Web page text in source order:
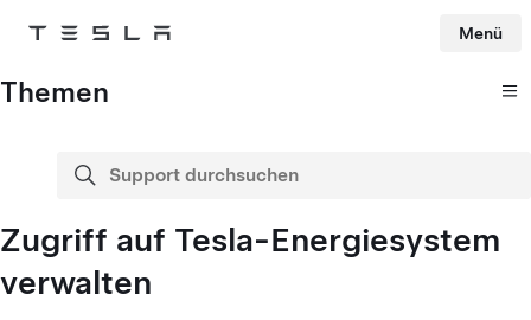
Tesla Menü
Themen
Support durchsuchen
Suche
Zugriff auf Tesla-Energiesystem
verwalten